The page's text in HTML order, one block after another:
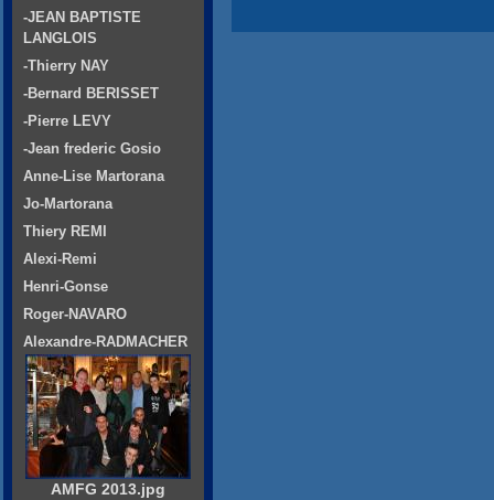
-JEAN BAPTISTE
LANGLOIS
-Thierry NAY
-Bernard BERISSET
-Pierre LEVY
-Jean frederic Gosio
Anne-Lise Martorana
Jo-Martorana
Thiery REMI
Alexi-Remi
Henri-Gonse
Roger-NAVARO
Alexandre-RADMACHER
AMFG 2013.jpg